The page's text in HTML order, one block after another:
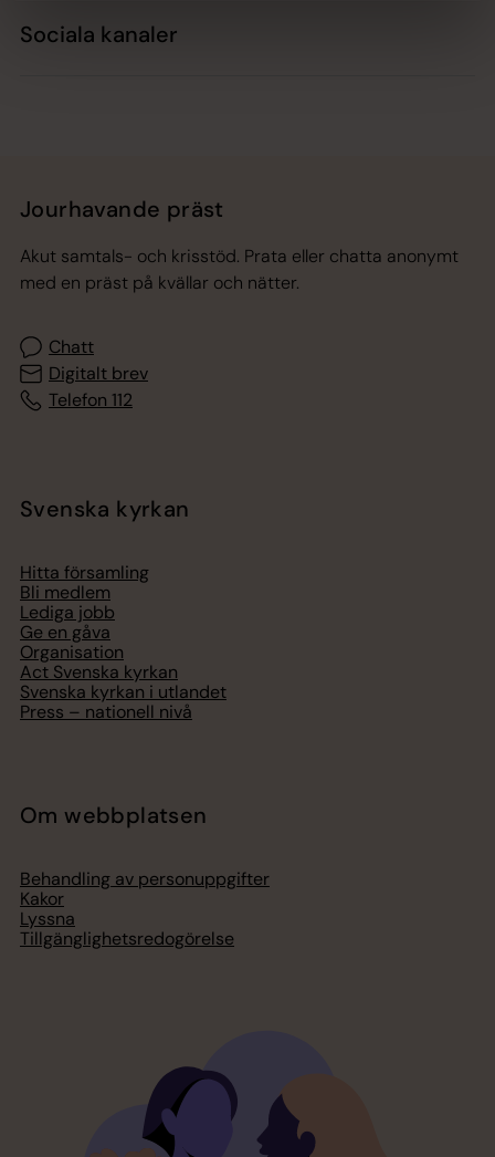
Sociala kanaler
Jourhavande präst
Akut samtals- och krisstöd. Prata eller chatta anonymt
med en präst på kvällar och nätter.
Chatt
Digitalt brev
Telefon 112
Svenska kyrkan
Hitta församling
Bli medlem
Lediga jobb
Ge en gåva
Organisation
Act Svenska kyrkan
Svenska kyrkan i utlandet
Press – nationell nivå
Om webbplatsen
Behandling av personuppgifter
Kakor
Lyssna
Tillgänglighetsredogörelse